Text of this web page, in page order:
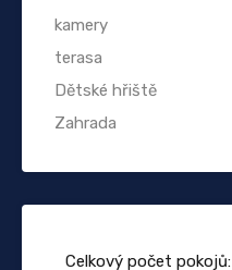
kamery
terasa
Dětské hřiště
Zahrada
Celkový počet pokojů: